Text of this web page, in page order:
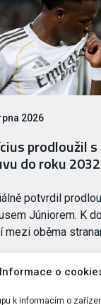
Informace o
k informacím o
2026
prodloužil
do roku 2032
potvrdil
Júniorem. K
mezi oběma